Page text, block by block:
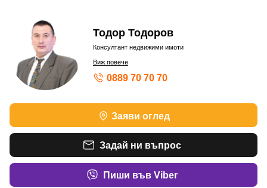
Тодор Тодоров
Консултант недвижими имоти
Виж повече
0889 70 70 70
Заяви оглед
Задай ни въпрос
Пиши във Viber